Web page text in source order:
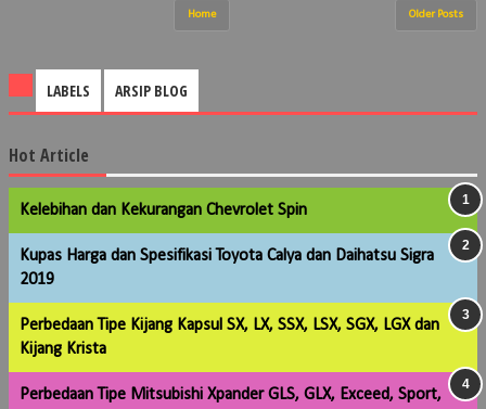
Older Posts
Home
LABELS ARSIP BLOG
Hot Article
Kelebihan dan Kekurangan Chevrolet Spin
Kupas Harga dan Spesifikasi Toyota Calya dan Daihatsu Sigra
2019
Perbedaan Tipe Kijang Kapsul SX, LX, SSX, LSX, SGX, LGX dan
Kijang Krista
Perbedaan Tipe Mitsubishi Xpander GLS, GLX, Exceed, Sport,